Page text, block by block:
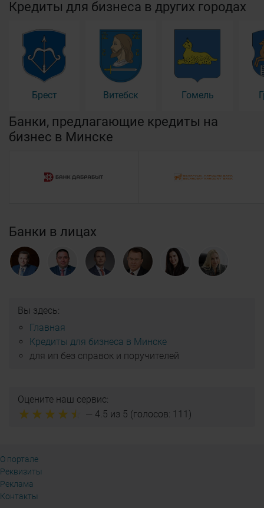
Кредиты для бизнеса в других городах
Брест Витебск Гомель
Банки, предлагающие кредиты на
бизнес в Минске
Банки в лицах
Вы здесь:
Главная
Кредиты для бизнеса в Минске
для ип без справок и поручителей
Оцените наш сервис:
— 4.5 из 5 (голосов: 111 )
О портале
Реквизиты
Реклама
Контакты